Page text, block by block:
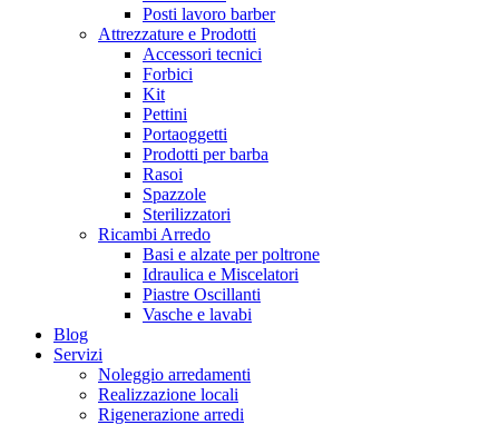
Posti lavoro barber
Attrezzature e Prodotti
Accessori tecnici
Forbici
Kit
Pettini
Portaoggetti
Prodotti per barba
Rasoi
Spazzole
Sterilizzatori
Ricambi Arredo
Basi e alzate per poltrone
Idraulica e Miscelatori
Piastre Oscillanti
Vasche e lavabi
Blog
Servizi
Noleggio arredamenti
Realizzazione locali
Rigenerazione arredi